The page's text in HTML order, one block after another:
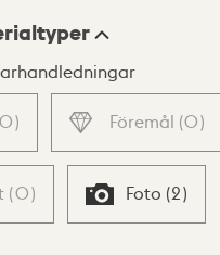
Karta
0) Föremål (0)
(0) Foto (2)